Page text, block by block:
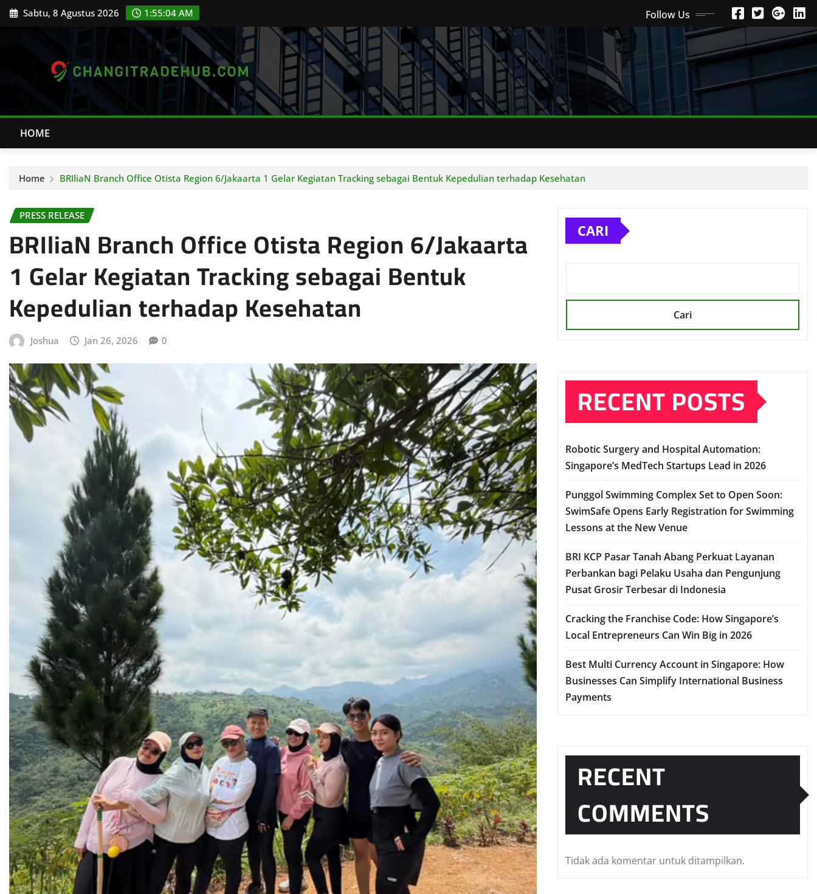
Skip Sabtu, 8 Agustus 2026 1:55:06 AM Follow Us
HOME
Home BRIliaN Branch Office Otista Region 6/Jakaarta 1 Gelar Kegiatan Tracking sebagai Bentuk Kepedulian terhadap Kesehatan
PRESS RELEASE
BRIliaN Branch Office Otista Region 6/Jakaarta
1 Gelar Kegiatan Tracking sebagai Bentuk
Kepedulian terhadap Kesehatan
Joshua Jan 26, 2026 0
CARI
Cari
RECENT POSTS
Robotic Surgery and Hospital Automation:
Singapore’s MedTech Startups Lead in 2026
Punggol Swimming Complex Set to Open Soon:
SwimSafe Opens Early Registration for Swimming
Lessons at the New Venue
BRI KCP Pasar Tanah Abang Perkuat Layanan
Perbankan bagi Pelaku Usaha dan Pengunjung
Pusat Grosir Terbesar di Indonesia
Cracking the Franchise Code: How Singapore’s
Local Entrepreneurs Can Win Big in 2026
Best Multi Currency Account in Singapore: How
Businesses Can Simplify International Business
Payments
RECENT
COMMENTS
Tidak ada komentar untuk ditampilkan.